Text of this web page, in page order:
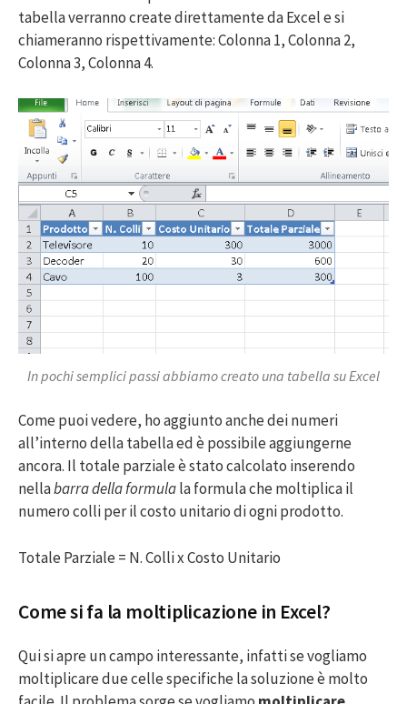
tabella verranno create direttamente da Excel e si
chiameranno rispettivamente: Colonna 1, Colonna 2,
Colonna 3, Colonna 4.
In pochi semplici passi abbiamo creato una tabella su Excel
Come puoi vedere, ho aggiunto anche dei numeri
all’interno della tabella ed è possibile aggiungerne
ancora. Il totale parziale è stato calcolato inserendo
nellabarra della formulala formula che moltiplica il
numero colli per il costo unitario di ogni prodotto.
Totale Parziale = N. Colli x Costo Unitario
Come si fa la moltiplicazione in Excel?
Qui si apre un campo interessante, infatti se vogliamo
moltiplicare due celle specifiche la soluzione è molto